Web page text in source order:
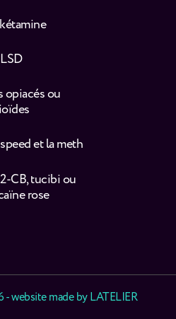
opiacés ou
et la meth
CB, tucibi ou
rose
website made byLATELIER